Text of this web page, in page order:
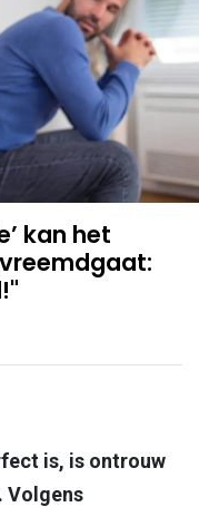
kan het
is, is ontrouw
Volgens